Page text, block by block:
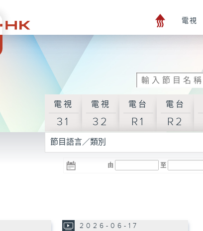
電視
電視
31
電視
32
電台
R1
電台
R2
節目語言／類別
由 至
2026-06-17